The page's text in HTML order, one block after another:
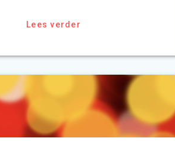
Lees verder